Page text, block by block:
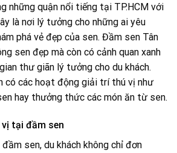
những quận nổi tiếng tại TP.HCM với
là nơi lý tưởng cho những ai yêu
phá vẻ đẹp của sen. Đầm sen Tân
sen đẹp mà còn có cảnh quan xanh
thư giãn lý tưởng cho du khách.
có các hoạt động giải trí thú vị như
hay thưởng thức các món ăn từ sen.
tại đầm sen
sen, du khách không chỉ đơn